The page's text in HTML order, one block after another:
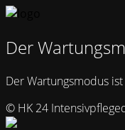
Der
Der Wartungsmodus
© HK 24